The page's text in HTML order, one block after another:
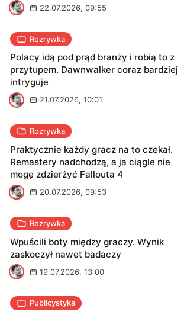
M
22.07.2026, 09:55
Rozrywka
Polacy idą pod prąd branży i robią to z
przytupem. Dawnwalker coraz bardziej
intryguje
M
21.07.2026, 10:01
Rozrywka
Praktycznie każdy gracz na to czekał.
Remastery nadchodzą, a ja ciągle nie
mogę zdzierżyć Fallouta 4
M
20.07.2026, 09:53
Rozrywka
Wpuścili boty między graczy. Wynik
zaskoczył nawet badaczy
M
19.07.2026, 13:00
Publicystyka